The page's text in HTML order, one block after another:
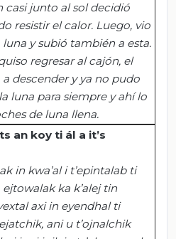
casi junto al sol decidió
resistir el calor. Luego, vio
y subió también a esta.
regresar al cajón, el
descender y ya no pudo
luna para siempre y ahí lo
de luna llena.
an koy ti ál a it’s
in kwa’al i t’epintalab ti
ejtowalakka k’alejtin
axiin eyendhal ti
ejatchik, ani u t’ojnalchik